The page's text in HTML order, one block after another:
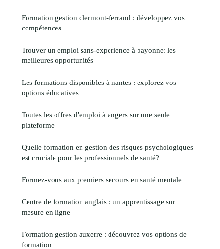
Formation gestion clermont-ferrand : développez vos
compétences
Trouver un emploi sans-experience à bayonne: les
meilleures opportunités
Les formations disponibles à nantes : explorez vos
options éducatives
Toutes les offres d'emploi à angers sur une seule
plateforme
Quelle formation en gestion des risques psychologiques
est cruciale pour les professionnels de santé?
Formez-vous aux premiers secours en santé mentale
Centre de formation anglais : un apprentissage sur
mesure en ligne
Formation gestion auxerre : découvrez vos options de
formation